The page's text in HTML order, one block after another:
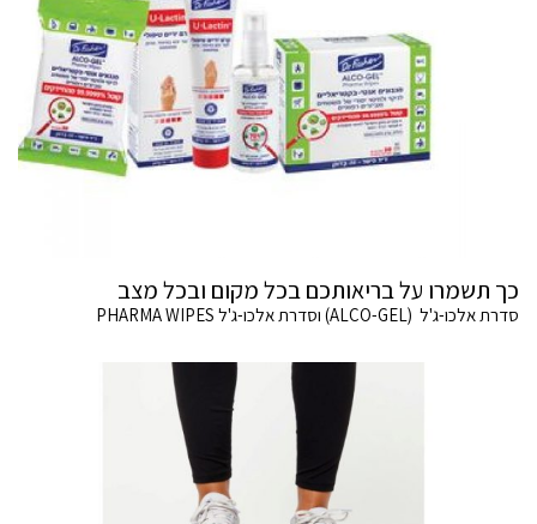
כך תשמרו על בריאותכם בכל מקום ובכל מצב
סדרת אלכו-ג'ל (ALCO-GEL) וסדרת אלכו-ג'ל PHARMA WIPES